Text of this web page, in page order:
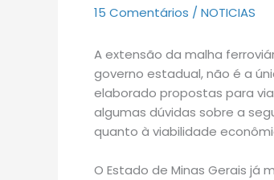
15 Comentários / NOTICIAS
A extensão da malha
governo estadual, não é a
elaborado propostas para
algumas dúvidas sobre a
quanto à viabilidade
O Estado de Minas Gerais já